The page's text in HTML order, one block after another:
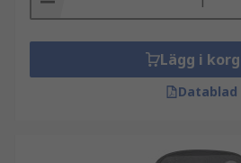
Effektiv hantering i både
Vanliga användningsområden
RF-kontaktsatser används i
Lägg i
Datablad